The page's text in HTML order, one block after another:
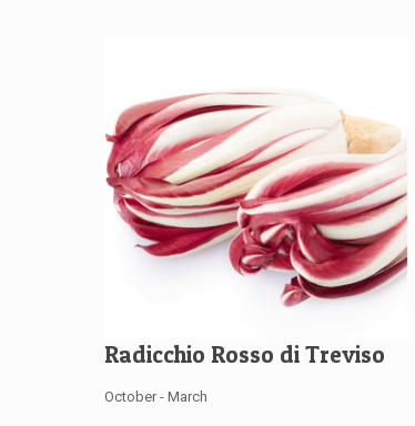
Radicchio Rosso di Treviso
October - March